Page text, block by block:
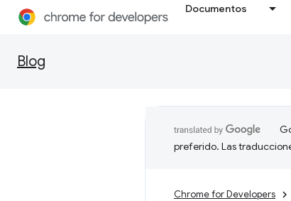
Documentos
Blog
preferido. Las
Chrome for Developers